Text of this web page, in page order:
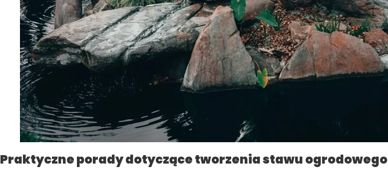
Praktyczne porady dotyczące tworzenia stawu ogrodowego